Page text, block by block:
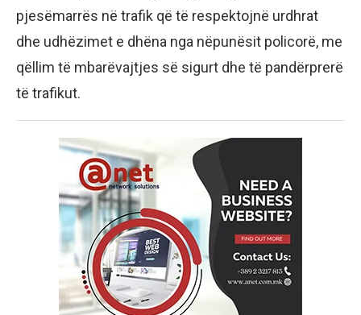
pjesëmarrës në trafik që të respektojnë urdhrat
dhe udhëzimet e dhëna nga nëpunësit policorë, me
qëllim të mbarëvajtjes së sigurt dhe të pandërprerë
të trafikut.